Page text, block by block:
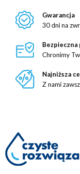
Gwarancja
30 dni na
Bezpieczna
Chronimy
Najniższa
Z nami